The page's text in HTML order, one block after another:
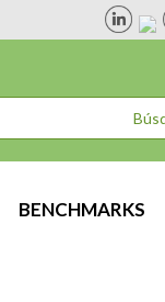
BENCHMARKS